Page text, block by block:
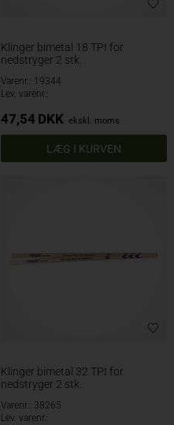
Klinger bimetal 18 TPI for
nedstryger 2 stk.
Varenr.: 19344
Lev. varenr.:
47,54 DKK ekskl. moms
Klinger bimetal 32 TPI for
nedstryger 2 stk.
Varenr.: 38265
Lev. varenr.: